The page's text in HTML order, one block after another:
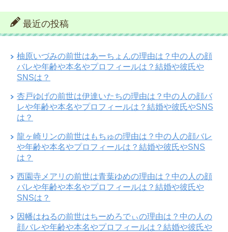
最近の投稿
柚原いづみの前世はあーちょんの理由は？中の人の顔
バレや年齢や本名やプロフィールは？結婚や彼氏や
SNSは？
杏戸ゆげの前世は伊達いたちの理由は？中の人の顔バ
レや年齢や本名やプロフィールは？結婚や彼氏やSNS
は？
龍ヶ崎リンの前世はもちゅの理由は？中の人の顔バレ
や年齢や本名やプロフィールは？結婚や彼氏やSNS
は？
西園寺メアリの前世は青葉ゆめの理由は？中の人の顔
バレや年齢や本名やプロフィールは？結婚や彼氏や
SNSは？
因幡はねるの前世はちーめろでぃの理由は？中の人の
顔バレや年齢や本名やプロフィールは？結婚や彼氏や